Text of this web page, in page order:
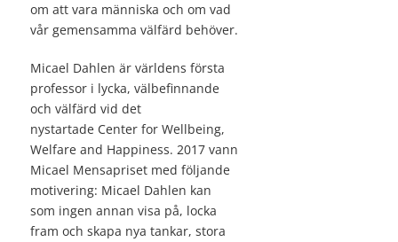
om att vara människa och om vad
vår gemensamma välfärd behöver.
Micael Dahlen är världens första
professor i lycka, välbefinnande
och välfärd vid det
nystartade Center for Wellbeing,
Welfare and Happiness. 2017 vann
Micael Mensapriset med följande
motivering: Micael Dahlen kan
som ingen annan visa på, locka
fram och skapa nya tankar, stora